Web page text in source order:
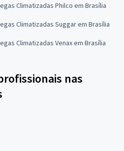
Climatizadas Philco em Brasília
Climatizadas Suggar em Brasília
Climatizadas Venax em Brasília
nas